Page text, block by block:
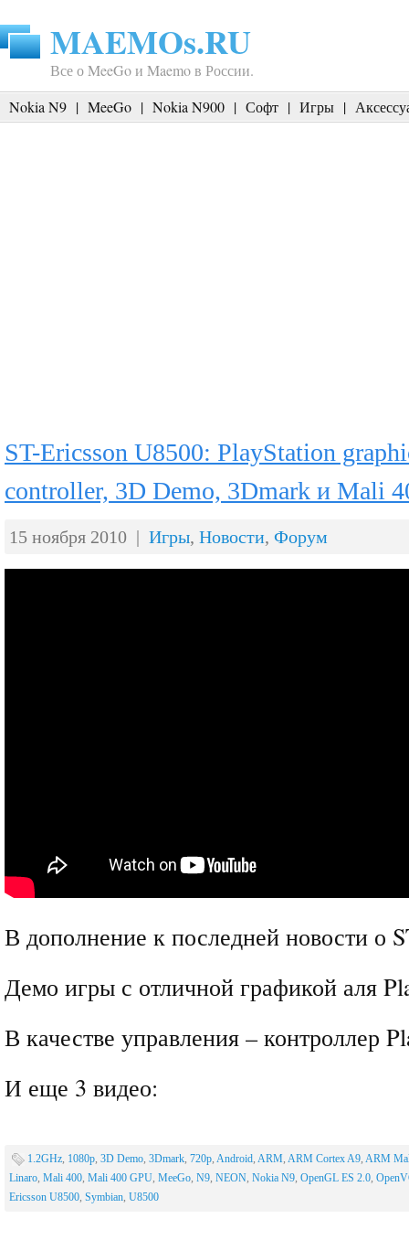
MAEMOs.RU
Все о MeeGo и Maemo в России.
Nokia N9 | MeeGo | Nokia N900 | Софт | Игры |
ST-Ericsson U8500: PlayStation
controller, 3D Demo, 3Dmark и Mali
15 ноября 2010 | Игры, Новости, Форум
В дополнение к последней новости о
Демо игры с отличной графикой аля
В качестве управления – контроллер
И еще 3 видео:
1.2GHz, 1080p, 3D Demo, 3Dmark, 720p, Android, ARM, ARM Cortex A9, ARM
Linaro, Mali 400, Mali 400 GPU, MeeGo, N9, NEON, Nokia N9, OpenGL ES 2.0,
Ericsson U8500, Symbian, U8500